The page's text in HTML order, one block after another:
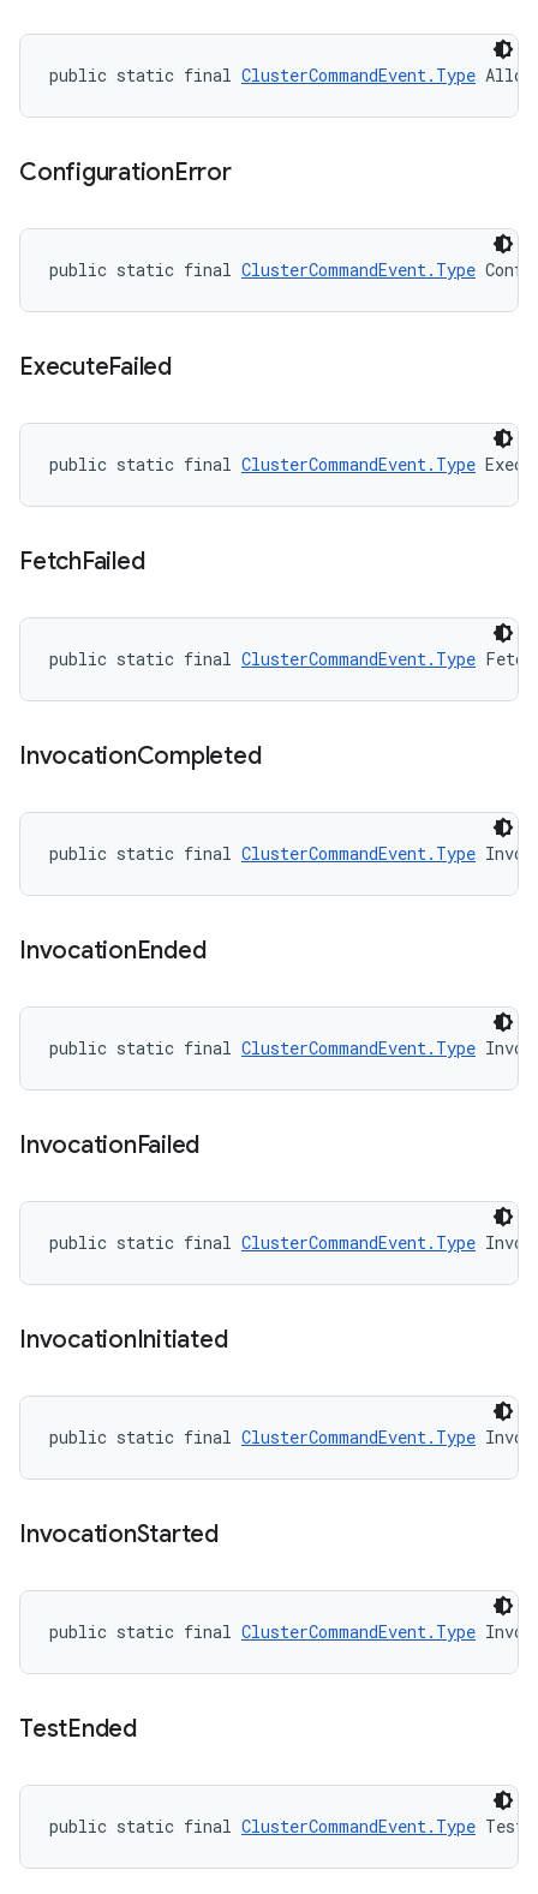
public static final ClusterCommandEvent.Type
ConfigurationError
public static final ClusterCommandEvent.Type
ExecuteFailed
public static final ClusterCommandEvent.Type
FetchFailed
public static final ClusterCommandEvent.Type
InvocationCompleted
public static final ClusterCommandEvent.Type
InvocationEnded
public static final ClusterCommandEvent.Type
InvocationFailed
public static final ClusterCommandEvent.Type
InvocationInitiated
public static final ClusterCommandEvent.Type
InvocationStarted
public static final ClusterCommandEvent.Type
TestEnded
public static final ClusterCommandEvent.Type